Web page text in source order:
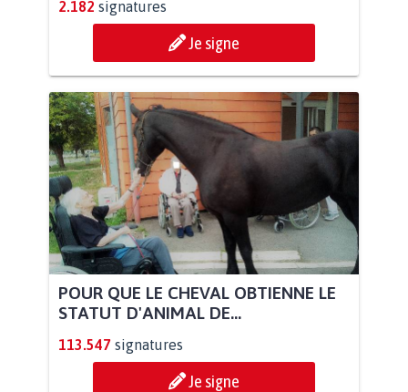
2.182 signatures
Je signe
POUR QUE LE CHEVAL OBTIENNE LE
STATUT D'ANIMAL DE...
113.547 signatures
Je signe